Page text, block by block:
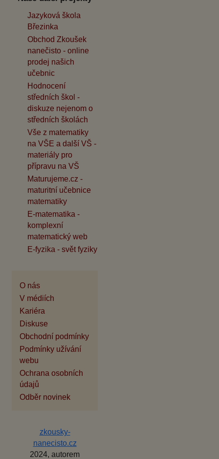
Jazyková škola
Březinka
Obchod Zkoušek
nanečisto - online
prodej našich
učebnic
Hodnocení
středních škol -
diskuze nejenom o
středních školách
Vše z matematiky
na VŠE a další VŠ -
materiály pro
přípravu na VŠ
Maturujeme.cz -
maturitní učebnice
matematiky
E-matematika -
komplexní
matematický web
E-fyzika - svět fyziky
O nás
V médiích
Kariéra
Diskuse
Obchodní podmínky
Podmínky užívání
webu
Ochrana osobních
údajů
Odběr novinek
zkousky-
nanecisto.cz
2024, autorem